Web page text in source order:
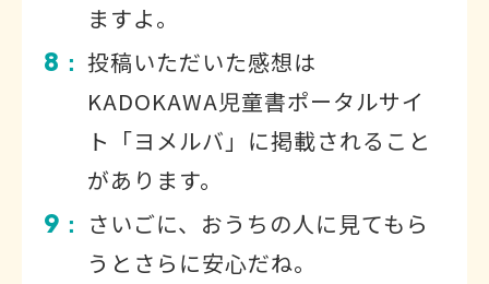
ますよ。
8 ： 投稿いただいた感想は
KADOKAWA児童書ポータルサイ
ト「ヨメルバ」に掲載されること
があります。
9 ：
さいごに、おうちの人に見てもら
うとさらに安心だね。